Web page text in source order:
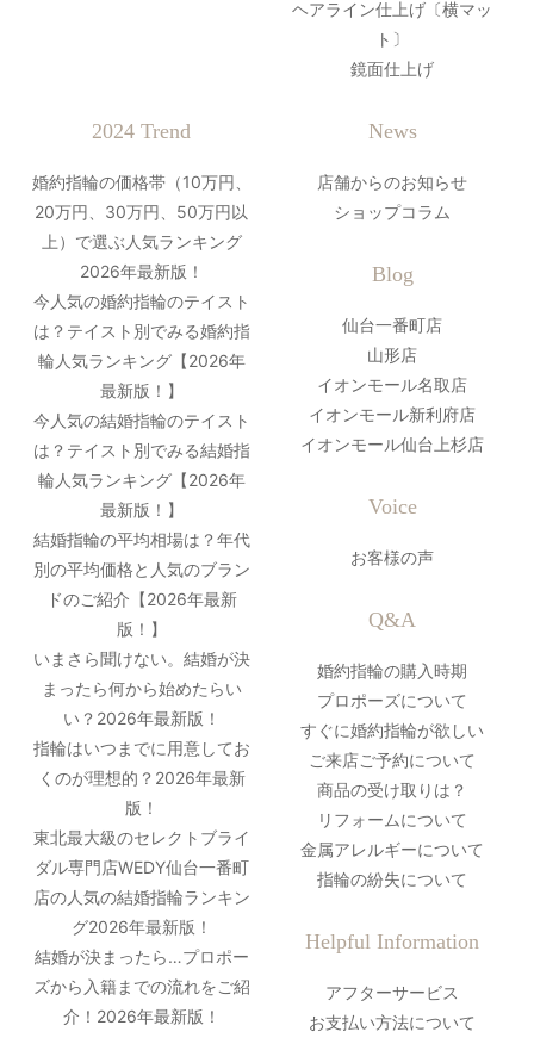
ヘアライン仕上げ〔横マッ
ト〕
鏡面仕上げ
2024 Trend
婚約指輪の価格帯（10万円、
20万円、30万円、50万円以
上）で選ぶ人気ランキング
2026年最新版！
今人気の婚約指輪のテイスト
は？テイスト別でみる婚約指
輪人気ランキング【2026年
最新版！】
今人気の結婚指輪のテイスト
は？テイスト別でみる結婚指
輪人気ランキング【2026年
最新版！】
結婚指輪の平均相場は？年代
別の平均価格と人気のブラン
ドのご紹介【2026年最新
版！】
いまさら聞けない。結婚が決
まったら何から始めたらい
い？2026年最新版！
指輪はいつまでに用意してお
くのが理想的？2026年最新
版！
東北最大級のセレクトブライ
ダル専門店WEDY仙台一番町
店の人気の結婚指輪ランキン
グ2026年最新版！
結婚が決まったら…プロポー
ズから入籍までの流れをご紹
介！2026年最新版！
News
店舗からのお知らせ
ショップコラム
Blog
仙台一番町店
山形店
イオンモール名取店
イオンモール新利府店
イオンモール仙台上杉店
Voice
お客様の声
Q&A
婚約指輪の購入時期
プロポーズについて
すぐに婚約指輪が欲しい
ご来店ご予約について
商品の受け取りは？
リフォームについて
金属アレルギーについて
指輪の紛失について
Helpful Information
アフターサービス
お支払い方法について